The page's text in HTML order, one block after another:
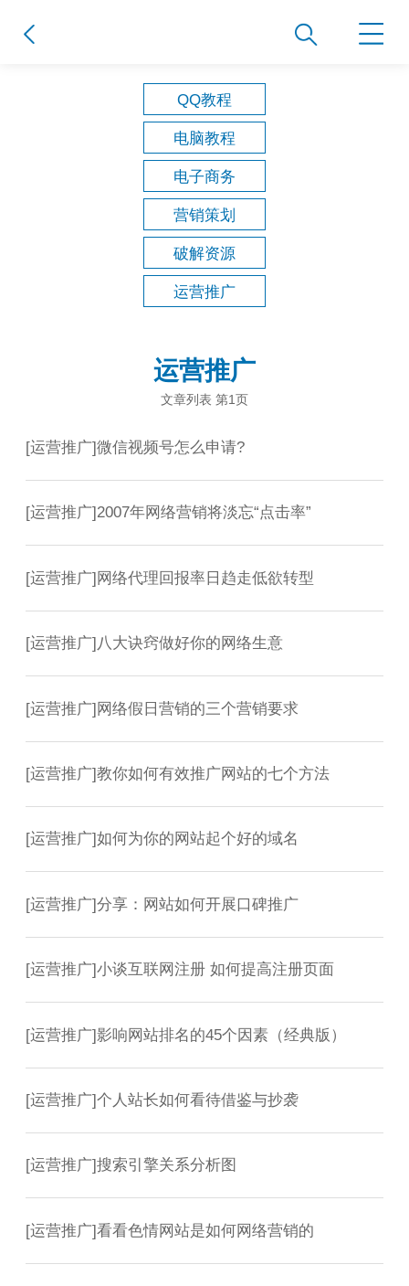
QQ教程
电脑教程
电子商务
营销策划
破解资源
运营推广
运营推广
文章列表 第1页
[运营推广]微信视频号怎么申请?
[运营推广] 2007年网络营销将淡忘“点击率”
[运营推广]网络代理回报率日趋走低欲转型
[运营推广] 八大诀窍做好你的网络生意
[运营推广]网络假日营销的三个营销要求
[运营推广]教你如何有效推广网站的七个方法
[运营推广]如何为你的网站起个好的域名
[运营推广]分享：网站如何开展口碑推广
[运营推广]小谈互联网注册 如何提高注册页面
[运营推广]影响网站排名的45个因素（经典版）
[运营推广]个人站长如何看待借鉴与抄袭
[运营推广]搜索引擎关系分析图
[运营推广]看看色情网站是如何网络营销的